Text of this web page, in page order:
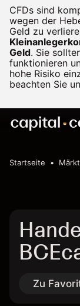
CFDs sind
wegen der
Geld zu
Geld. Sie
funktionieren
hohe Risiko
beachten Sie
Startseite
Zu